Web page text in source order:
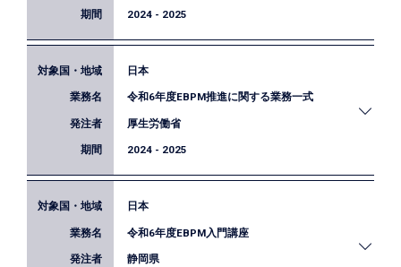
2024 - 2025
EBPMの考え方を庁内に浸透させるため、ロジック
モデル等の手法を取り入れた集合型研修（ワークシ
ョップ）を実施しました。
日本
令和6年度EBPM推進に関する業務一式
厚生労働省
2024 - 2025
厚生労働省におけるEBPMの普及・浸透及び質の向
上を図るため、「EBPMに係る相談・支援」、
「EBPM実践事業に係る統計等データ入手方法」、
日本
令和6年度EBPM入門講座
静岡県